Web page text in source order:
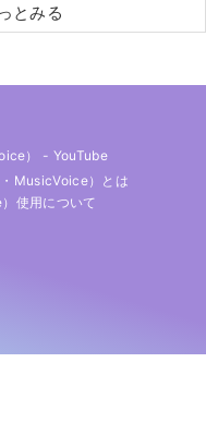
とみる
） - YouTube
MusicVoice）とは
使用について